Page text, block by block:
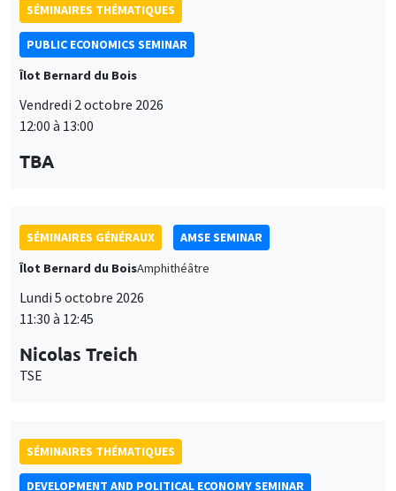
SÉMINAIRES THÉMATIQUES
PUBLIC ECONOMICS SEMINAR
Îlot Bernard du Bois
Vendredi 2 octobre 2026
12:00 à 13:00
TBA
SÉMINAIRES GÉNÉRAUX
AMSE SEMINAR
Îlot Bernard du BoisAmphithéâtre
Lundi 5 octobre 2026
11:30 à 12:45
Nicolas Treich
TSE
SÉMINAIRES THÉMATIQUES
DEVELOPMENT AND POLITICAL ECONOMY SEMINAR